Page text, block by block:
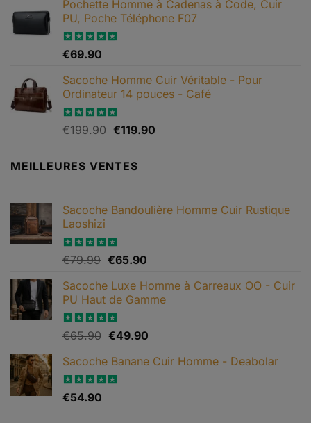
prix :
€69.90
Pochette Homme à Cadenas à Code, Cuir
PU, Poche Téléphone F07
Note4.67
€69.90
Sacoche Homme Cuir Véritable - Pour
Ordinateur 14 pouces - Café
Note5.00
€199.90 Le
initial
était :
€119.90Le
MEILLEURES VENTES
Sacoche Bandoulière Homme Cuir Rustique
Laoshizi
Note4.88
€79.99 Le
initial
était :
€79.99.
€65.90Le
actuel
est :
Sacoche Luxe Homme à Carreaux OO - Cuir
PU Haut de Gamme
Note4.82
€65.90 Le
initial
était :
€49.90Le
actuel
Sacoche Banane Cuir Homme - Deabolar
Note4.79
€54.90